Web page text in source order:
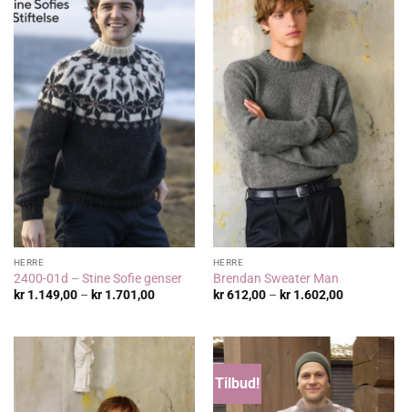
HERRE
2400-01d – Stine Sofie genser
kr1.149,00 – kr1.701,00Prisområde:
HERRE
Brendan Sweater Man
kr612,00 – kr1.602,00
Tilbud!